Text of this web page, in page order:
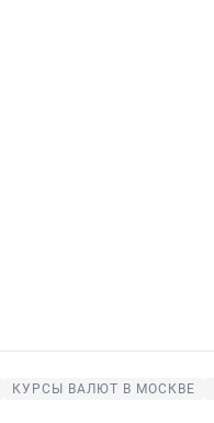
КУРСЫ ВАЛЮТ В МОСКВЕ